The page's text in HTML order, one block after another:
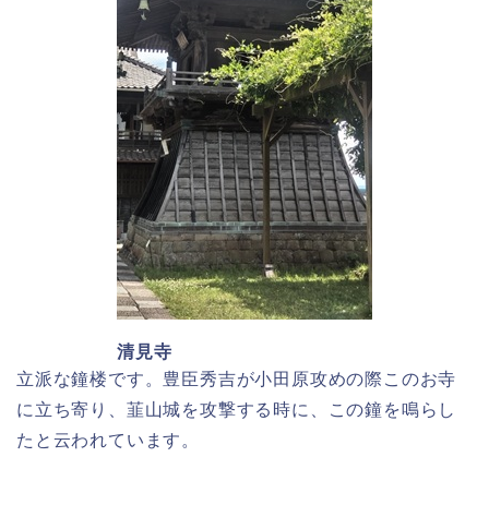
清見寺
立派な鐘楼です。豊臣秀吉が小田原攻めの際このお寺
に立ち寄り、韮山城を攻撃する時に、この鐘を鳴らし
たと云われています。